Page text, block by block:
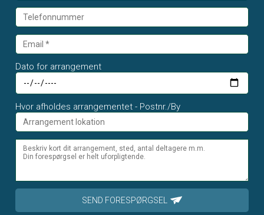
Dato for arrangement
Hvor afholdes arrangementet - Postnr./By
SEND FORESPØRGSEL